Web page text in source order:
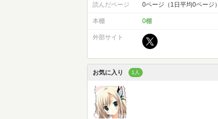
読んだページ 0ページ（1日平均0ページ）
本棚 0棚
外部サイト
お気に入り 1人